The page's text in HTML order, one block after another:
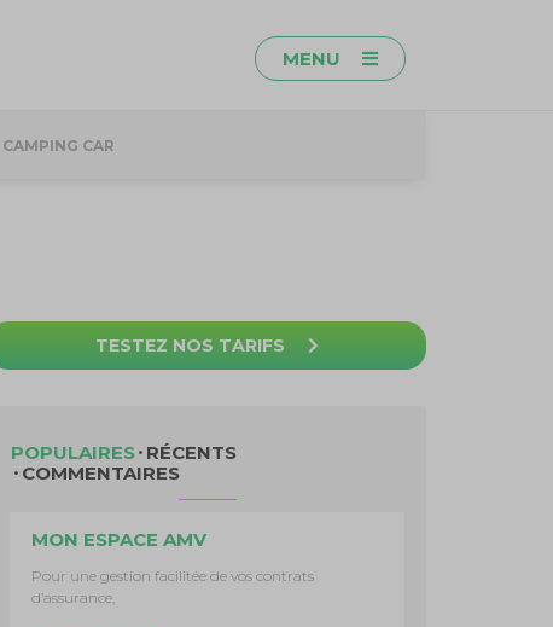
MENU
CAMPING CAR
TESTEZ NOS TARIFS
POPULAIRES RÉCENTS
COMMENTAIRES
MON ESPACE AMV
Pour une gestion facilitée de vos contrats
d’assurance,